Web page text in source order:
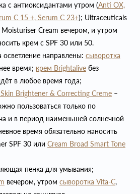
с антиоксидантами утром (Anti OX,
C 15 +, Serum C 23+); Ultraceuticals
Cream вечером, и утром
крем с SPF 30 или 50.
осветление направлены: сыворотка
время; крем Brightalive без
в любое время года;
Brightener & Correcting Creme –
пользоваться только по
и в период наименьшей солнечной
время обязательно наносить
SPF 30 или Cream Broad Smart Tone
пенка для умывания;
вечером, утром сыворотка Vita-C,